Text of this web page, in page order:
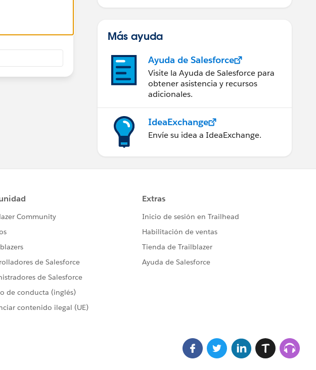
Más ayuda
Ayuda de Salesforce
Visite la Ayuda de Salesforce para
obtener asistencia y recursos
adicionales.
IdeaExchange
Envíe su idea a IdeaExchange.